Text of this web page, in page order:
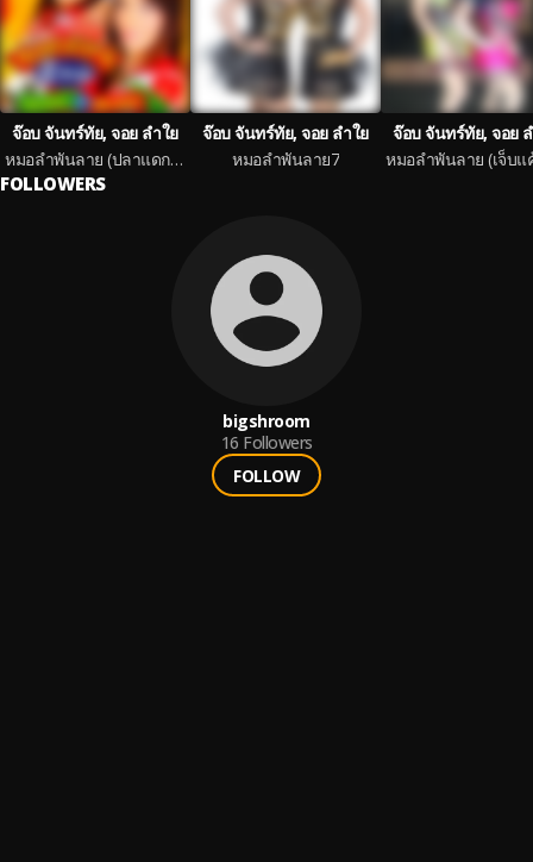
จ๊อบ จันทร์ทัย, จอย ลำใย
หมอลำพันลาย (ปลาแดกแลกสะตอ)
จ๊อบ จันทร์ทัย, จอย ลำใย
หมอลำพันลาย7
จ๊อบ จันทร์ทัย, จอย
FOLLOWERS
bigshroom
16 Followers
FOLLOW